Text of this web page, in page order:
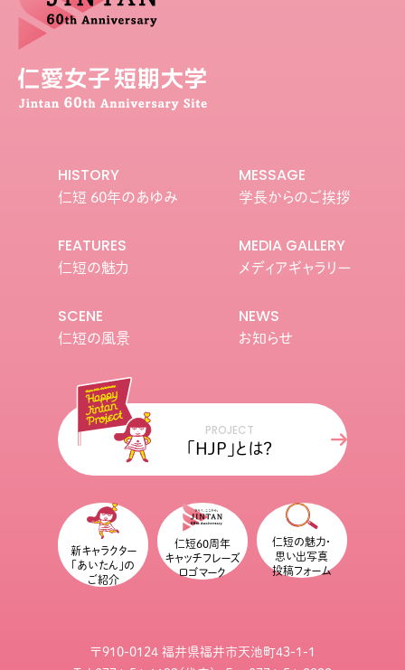
HISTORY
仁短 60年のあゆみ
MESSAGE
学長からのご挨拶
FEATURES
仁短の魅力
MEDIA GALLERY
メディアギャラリー
SCENE
仁短の風景
NEWS
お知らせ
PROJECT
「HJP」とは？
新キャラクター
「あいたん」の
ご紹介
仁短60周年
キャッチフレーズ
ロゴマーク
仁短の魅力・
思い出写真
投稿フォーム
〒910-0124 福井県福井市天池町43-1-1